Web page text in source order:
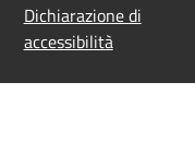
Dichiarazione di
accessibilità